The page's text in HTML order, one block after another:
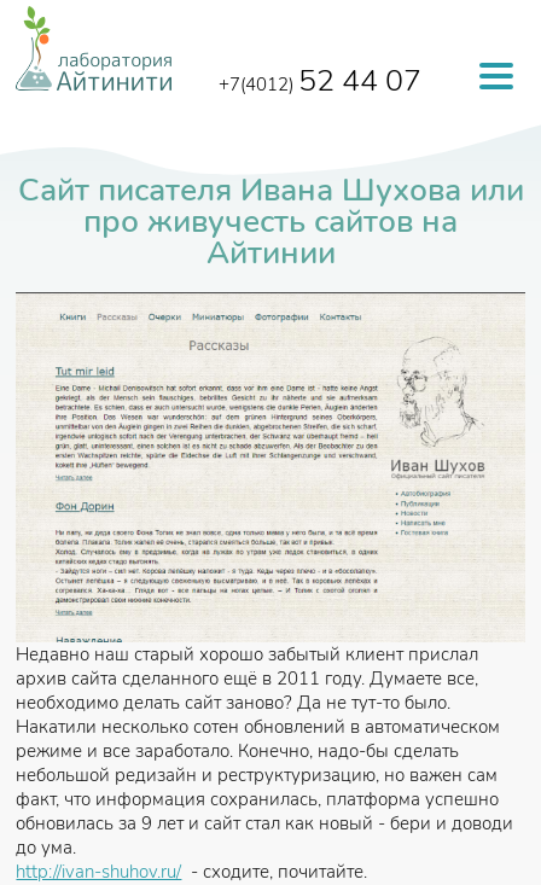
Перейти к основному содержанию
+7(4012) 52 44 07
Сайт писателя Ивана Шухова или
про живучесть сайтов на
Айтинии
Недавно наш старый хорошо забытый клиент прислал
архив сайта сделанного ещё в 2011 году. Думаете все,
необходимо делать сайт заново? Да не тут-то было.
Накатили несколько сотен обновлений в автоматическом
режиме и все заработало. Конечно, надо-бы сделать
небольшой редизайн и реструктуризацию, но важен сам
факт, что информация сохранилась, платформа успешно
обновилась за 9 лет и сайт стал как новый - бери и доводи
до ума.
http://ivan-shuhov.ru/- сходите, почитайте.